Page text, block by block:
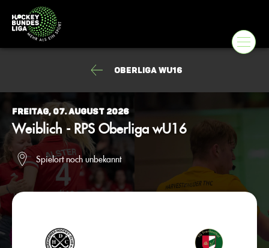
Oberliga wU16
Freitag, 07. August 2026
Weiblich - RPS Oberliga wU16
Spielort noch unbekannt